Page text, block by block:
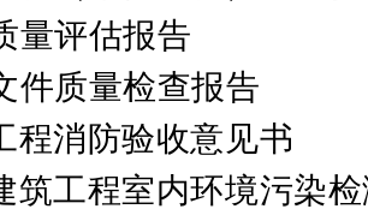
量评估报告
件质量检查报告
程消防验收意见书
筑工程室内环境污染